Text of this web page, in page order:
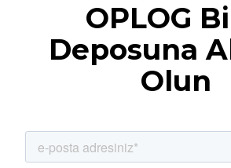
OPLOG
Deposuna
Olun